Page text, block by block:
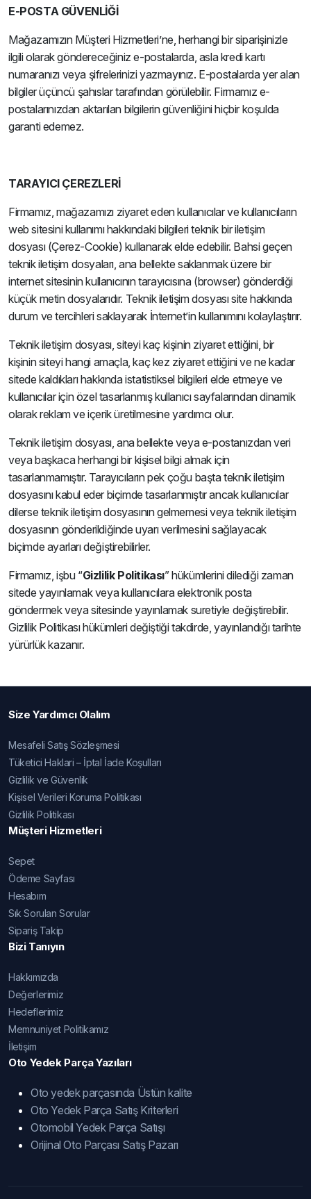
E-POSTA GÜVENLİĞİ
Mağazamızın Müşteri Hizmetleri’ne, herhangi bir siparişinizle
ilgili olarak göndereceğiniz e-postalarda, asla kredi kartı
numaranızı veya şifrelerinizi yazmayınız. E-postalarda yer alan
bilgiler üçüncü şahıslar tarafından görülebilir. Firmamız e-
postalarınızdan aktarılan bilgilerin güvenliğini hiçbir koşulda
garanti edemez.
TARAYICI ÇEREZLERİ
Firmamız, mağazamızı ziyaret eden kullanıcılar ve kullanıcıların
web sitesini kullanımı hakkındaki bilgileri teknik bir iletişim
dosyası (Çerez-Cookie) kullanarak elde edebilir. Bahsi geçen
teknik iletişim dosyaları, ana bellekte saklanmak üzere bir
internet sitesinin kullanıcının tarayıcısına (browser) gönderdiği
küçük metin dosyalarıdır. Teknik iletişim dosyası site hakkında
durum ve tercihleri saklayarak İnternet’in kullanımını kolaylaştırır.
Teknik iletişim dosyası, siteyi kaç kişinin ziyaret ettiğini, bir
kişinin siteyi hangi amaçla, kaç kez ziyaret ettiğini ve ne kadar
sitede kaldıkları hakkında istatistiksel bilgileri elde etmeye ve
kullanıcılar için özel tasarlanmış kullanıcı sayfalarından dinamik
olarak reklam ve içerik üretilmesine yardımcı olur.
Teknik iletişim dosyası, ana bellekte veya e-postanızdan veri
veya başkaca herhangi bir kişisel bilgi almak için
tasarlanmamıştır. Tarayıcıların pek çoğu başta teknik iletişim
dosyasını kabul eder biçimde tasarlanmıştır ancak kullanıcılar
dilerse teknik iletişim dosyasının gelmemesi veya teknik iletişim
dosyasının gönderildiğinde uyarı verilmesini sağlayacak
biçimde ayarları değiştirebilirler.
Firmamız, işbu “Gizlilik Politikası” hükümlerini dilediği zaman
sitede yayınlamak veya kullanıcılara elektronik posta
göndermek veya sitesinde yayınlamak suretiyle değiştirebilir.
Gizlilik Politikası hükümleri değiştiği takdirde, yayınlandığı tarihte
yürürlük kazanır.
Size Yardımcı Olalım
Mesafeli Satış Sözleşmesi
Tüketici Haklari – İptal İade Koşulları
Gizlilik ve Güvenlik
Kişisel Verileri Koruma Politikası
Gizlilik Politikası
Müşteri Hizmetleri
Sepet
Ödeme Sayfası
Hesabım
Sık Sorulan Sorular
Sipariş Takip
Bizi Tanıyın
Hakkımızda
Değerlerimiz
Hedeflerimiz
Memnuniyet Politikamız
İletişim
Oto Yedek Parça Yazıları
Oto yedek parçasında Üstün kalite
Oto Yedek Parça Satış Kriterleri
Otomobil Yedek Parça Satışı
Orijinal Oto Parçası Satış Pazarı